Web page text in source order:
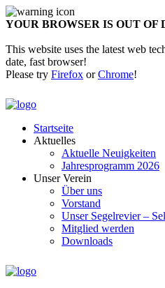
YOUR BROWSER IS OUT OF
This website uses the latest web
date, fast browser!
Please try Firefox orChrome!
Startseite
Aktuelles
Aktuelle Neuigkeiten
Jahresprogramm 2026
Unser Verein
Über uns
Vorstand
Unser Segelrevier –
Mitglied werden
Downloads